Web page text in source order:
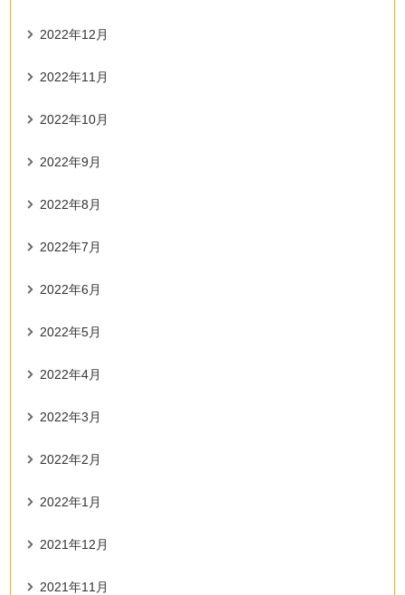
2022年12月
2022年11月
2022年10月
2022年9月
2022年8月
2022年7月
2022年6月
2022年5月
2022年4月
2022年3月
2022年2月
2022年1月
2021年12月
2021年11月